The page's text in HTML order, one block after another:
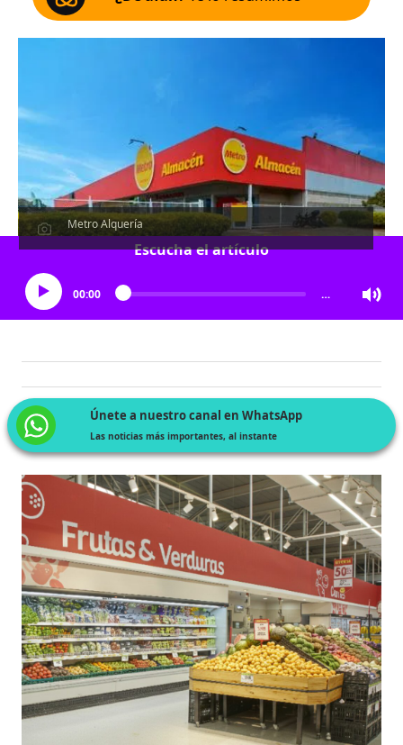
Metro Alquería
Escucha el artículo
00:00 …
Únete a nuestro canal en WhatsApp
Las noticias más importantes, al instante